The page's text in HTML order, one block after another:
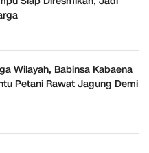
Wilayah, Babinsa Kabaena
Petani Rawat Jagung Demi